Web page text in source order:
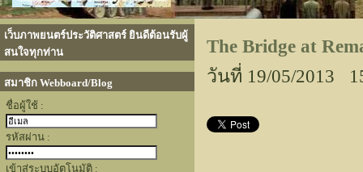
เว็บภาพยนตร์ประวัติศาสตร์ ยินดีต้อนรับผู้
สนใจทุกท่าน
สมาชิก Webboard/Blog
ชื่อผู้ใช้ :
รหัสผ่าน :
เข้าสู่ระบบอัตโนมัติ :
The Bridge at
วันที่ 19/05/2013